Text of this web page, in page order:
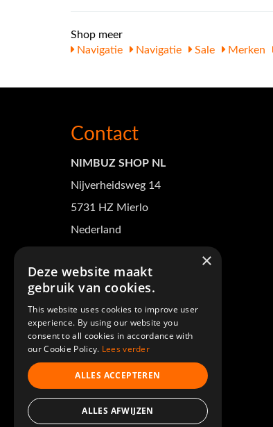
Shop meer
Navigatie
Navigatie Sale Merken
Contact
NIMBUZ SHOP NL
Nijverheidsweg 14
5731 HZ Mierlo
Nederland
verkoop@nimbuz-shop.nl
KvK nummer: 17268823
BTW nr: NL821554797B01
Volg ons op
×
Deze website maakt
gebruik van cookies.
This website uses cookies to improve user
experience. By using our website you
consent to all cookies in accordance with
our Cookie Policy. Lees verder
ALLES ACCEPTEREN
ALLES AFWIJZEN